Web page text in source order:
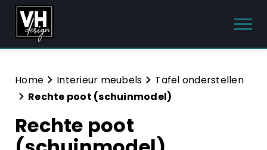
Producten
Interieur meubels
Tuinmeubelen
Home Interieur meubels
Tafel onderstellen
Rechte poot (schuinmodel)
Rechte poot